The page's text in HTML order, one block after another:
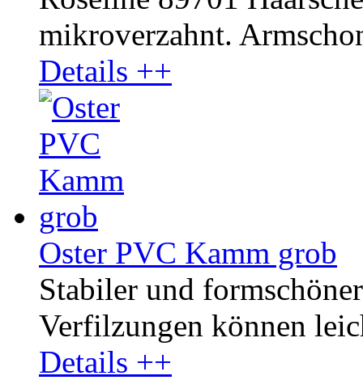
mikroverzahnt.
Details ++
Oster PVC Kamm grob
Stabiler und
Verfilzungen können
Details ++